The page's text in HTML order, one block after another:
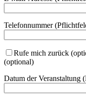
Telefonnummer
Rufe mich zurück
(optional)
Datum der Veranstaltung